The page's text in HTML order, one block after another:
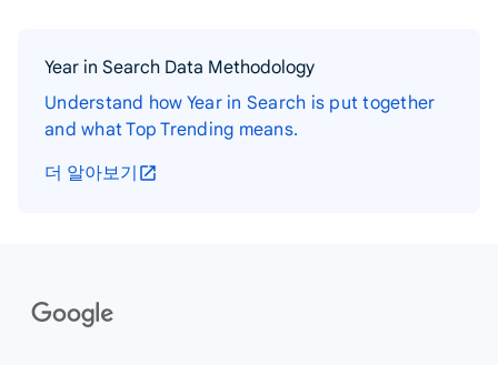
Year in Search Data Methodology
Understand how Year in Search is put together
and what Top Trending means.
더 알아보기